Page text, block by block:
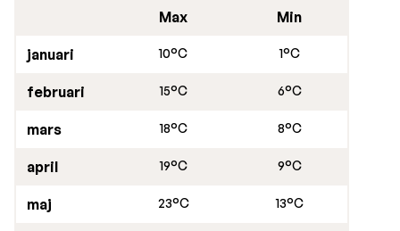
Max Min
januari 10°C 1°C
februari 15°C 6°C
mars 18°C 8°C
april 19°C 9°C
maj 23°C 13°C